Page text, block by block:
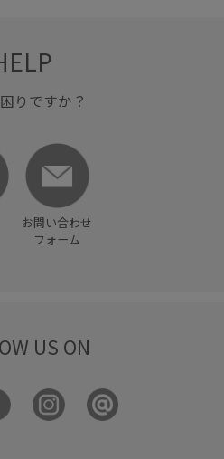
りですか？
お問い合わせ
フォーム
US ON